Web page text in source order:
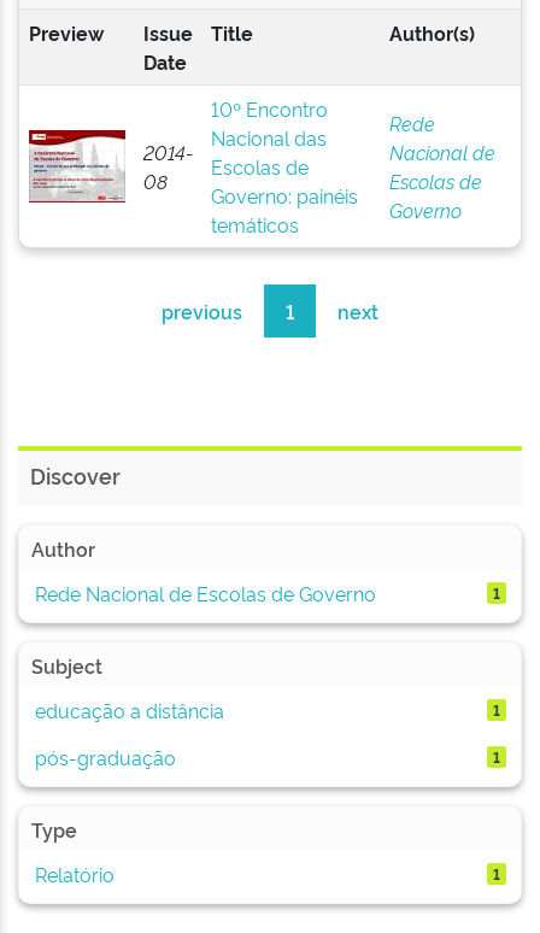
Preview
Issue
Date
Title Author(s)
2014-
08
10º Encontro
Nacional das
Escolas de
Governo: painéis
temáticos
Rede
Nacional de
Escolas de
Governo
previous 1 next
Discover
Author
Rede Nacional de Escolas de Governo
1
Subject
educação a distância
1
pós-graduação 1
Type
Relatório
1